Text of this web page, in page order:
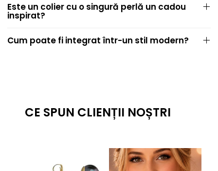
Este un colier cu o singură perlă un cadou
inspirat?
Cum poate fi integrat într-un stil modern?
CE SPUN CLIENȚII NOȘTRI